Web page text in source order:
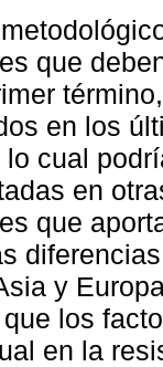
que
en los
cual
en
que
y
los
en la